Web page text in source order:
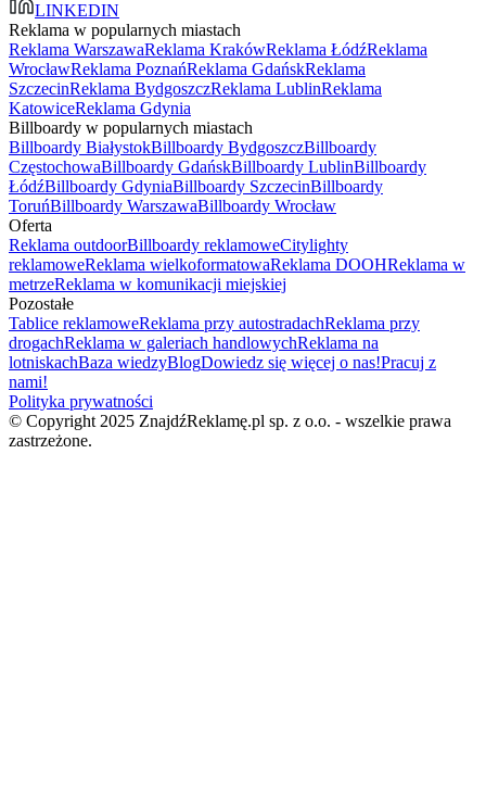
LINKEDIN
Reklama w popularnych miastach
Reklama WarszawaReklama KrakówReklama ŁódźReklama
WrocławReklama PoznańReklama GdańskReklama
SzczecinReklama BydgoszczReklama LublinReklama
KatowiceReklama Gdynia
Billboardy w popularnych miastach
Billboardy BiałystokBillboardy BydgoszczBillboardy
CzęstochowaBillboardy GdańskBillboardy LublinBillboardy
ŁódźBillboardy GdyniaBillboardy SzczecinBillboardy
ToruńBillboardy WarszawaBillboardy Wrocław
Oferta
Reklama outdoorBillboardy reklamoweCitylighty
reklamoweReklama wielkoformatowaReklama DOOHReklama w
metrzeReklama w komunikacji miejskiej
Pozostałe
Tablice reklamoweReklama przy autostradachReklama przy
drogachReklama w galeriach handlowychReklama na
lotniskachBaza wiedzyBlogDowiedz się więcej o nas!Pracuj z
nami!
Polityka prywatności
© Copyright 2025 ZnajdźReklamę.pl sp. z o.o. - wszelkie prawa
zastrzeżone.